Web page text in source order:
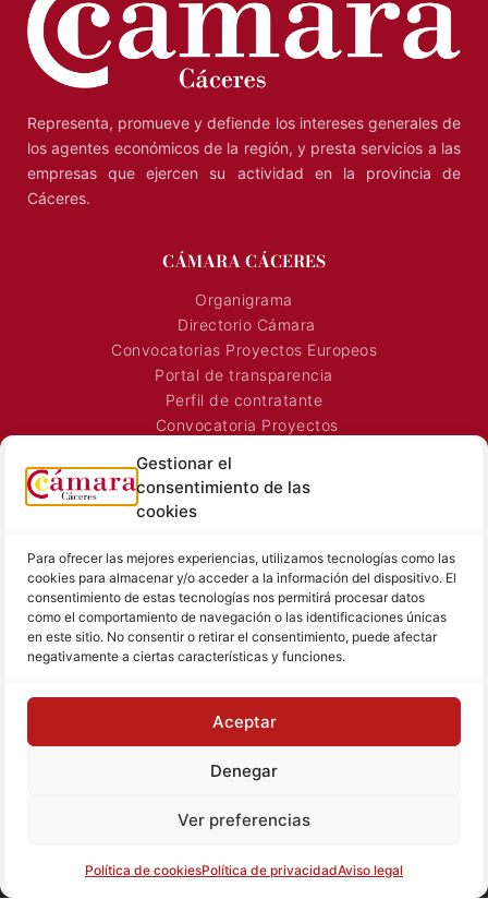
Gestionar el
consentimiento de las
cookies
Para ofrecer las mejores experiencias, utilizamos tecnologías como las
cookies para almacenar y/o acceder a la información del dispositivo. El
consentimiento de estas tecnologías nos permitirá procesar datos
como el comportamiento de navegación o las identificaciones únicas
en este sitio. No consentir o retirar el consentimiento, puede afectar
negativamente a ciertas características y funciones.
Aceptar
Denegar
Ver preferencias
Política de cookiesPolítica de privacidadAviso legal
Representa, promueve y defiende los intereses generales de
los agentes económicos de la región, y presta servicios a las
empresas que ejercen su actividad en la provincia de
Cáceres.
CÁMARA CÁCERES
Organigrama
Directorio Cámara
Convocatorias Proyectos Europeos
Portal de transparencia
Perfil de contratante
Convocatoria Proyectos
Señalización Comercial
SALA DE PRENSA
Noticias Cámara
Sala de prensa
Hemeroteca
TEXTOS LEGALES
Aviso Legal
Política de Privacidad
Política de Cookies
© Cámara de Comercio de Cáceres
Tu proyecto, nuestro reto